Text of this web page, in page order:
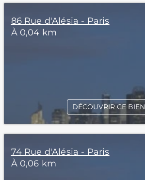
86 Rue d'Alésia - Paris
À 0,04 km
DÉCOUVRIR CE BIEN
74 Rue d'Alésia - Paris
À 0,06 km